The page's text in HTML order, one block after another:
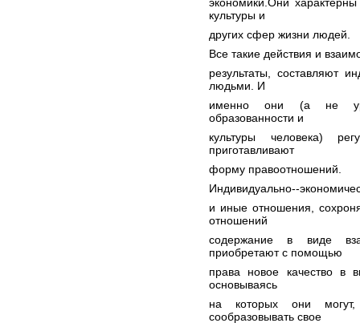
культуры и
других сфер жизни людей.
Все такие действия и
результаты, составляют
людьми. И
именно они (а не
образованности и
культуры человека)
приготавливают
форму правоотношений.
Индивидуально--
и иные отношения,
отношений
содержание в виде
приобретают с помощью
права новое качество в
основываясь
на которых они
сообразовывать свое